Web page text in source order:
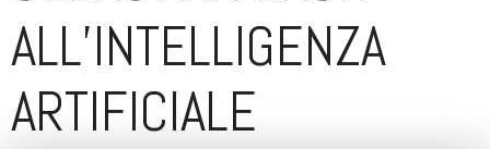
ALL’INTELLIGENZA
ARTIFICIALE